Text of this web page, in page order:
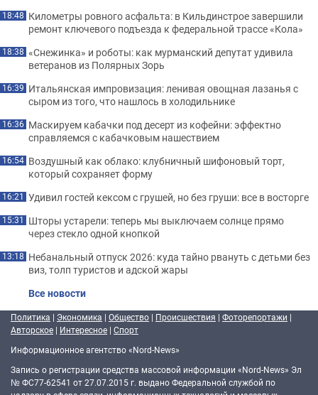
18:48 Километры ровного асфальта: в Кильдинстрое завершили
ремонт ключевого подъезда к федеральной трассе «Кола»
18:38 «Снежинка» и роботы: как мурманский депутат удивила
ветеранов из Полярных Зорь
16:39 Итальянская импровизация: ленивая овощная лазанья с
сыром из того, что нашлось в холодильнике
16:36 Маскируем кабачки под десерт из кофейни: эффектно
справляемся с кабачковым нашествием
16:54 Воздушный как облако: клубничный шифоновый торт,
который сохраняет форму
16:21 Удивил гостей кексом с грушей, но без груши: все в восторге
15:31 Шторы устарели: теперь мы выключаем солнце прямо
через стекло одной кнопкой
13:18 Небанальный отпуск 2026: куда тайно рвануть с детьми без
виз, толп туристов и адской жары
Все новости
Политика | Экономика | Общество | Происшествия | Фоторепортажи |
Авторское | Интересное | Спорт
Информационное агентство «Nord-News»
Запись о регистрации средства массовой информации «Nord-News» Эл
№ ФС77-62541 от 27.07.2015 г. выдано Федеральной службой по